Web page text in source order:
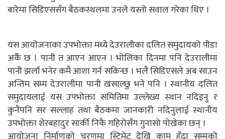
बारेमा सिडिएससँग बैठकस्थलमा उनले यस्तो सवाल गरेका थिए ।
यस आयोजनाका उपभोक्ता मध्ये देउरालीका दलित समुदायको पीडा
अर्कै छ । पानी त आएन आएन । भोलिका दिनमा पनि देउरालीमा
पानी झर्ला भनेर कमै आशा गर्न सकिन्छ । भलै सिडिएसले अब साउन
अन्तिम सम्म देउरालीमा पानी खसाल्छु भने पनि । स्थानीय दलित
समुदायलाई यस उपभोक्ता समितिमा उल्लेख्य स्थान नदिइनु र
कुनैपनि सर सल्लाह तथा बैठकमा जानकारी नदिनुलाई स्थानीय
उपभोक्ता शेरबहादुर सार्की निकै गहिरोसँग गुनासो पोखेका छन् ।